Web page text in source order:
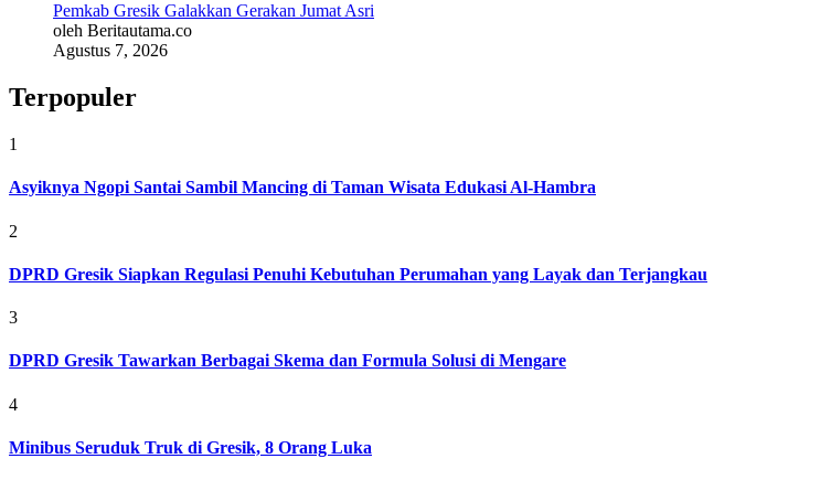
Pemkab Gresik Galakkan Gerakan Jumat Asri
oleh Beritautama.co
Agustus 7, 2026
Terpopuler
1
Asyiknya Ngopi Santai Sambil Mancing di Taman Wisata Edukasi Al-Hambra
2
DPRD Gresik Siapkan Regulasi Penuhi Kebutuhan Perumahan yang Layak dan Terjangkau
3
DPRD Gresik Tawarkan Berbagai Skema dan Formula Solusi di Mengare
4
Minibus Seruduk Truk di Gresik, 8 Orang Luka